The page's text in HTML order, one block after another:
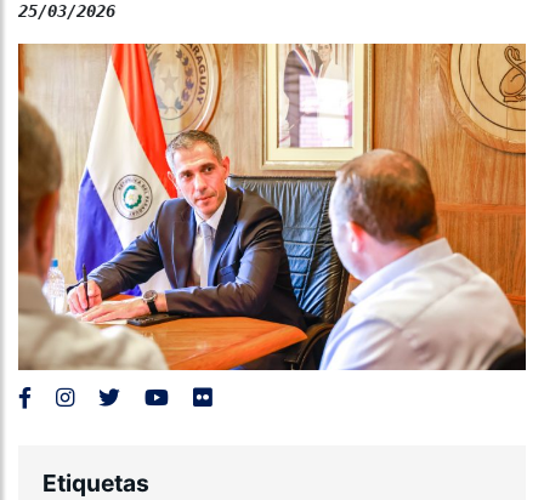
25/03/2026
Etiquetas